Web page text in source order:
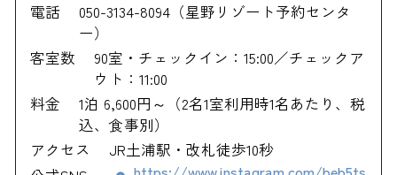
電話
050-3134-8094（星野リゾート予約センタ
ー）
客室数
90室・チェックイン：15:00／チェックア
ウト：11:00
料金
1泊 6,600円～（2名1室利用時1名あたり、税
込、食事別）
アクセス
JR土浦駅・改札徒歩10秒